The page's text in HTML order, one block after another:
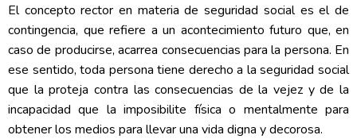
El concepto rector en materia de seguridad social es el de
contingencia, que refiere a un acontecimiento futuro que, en
caso de producirse, acarrea consecuencias para la persona. En
ese sentido, toda persona tiene derecho a la seguridad social
que la proteja contra las consecuencias de la vejez y de la
incapacidad que la imposibilite física o mentalmente para
obtener los medios para llevar una vida digna y decorosa.